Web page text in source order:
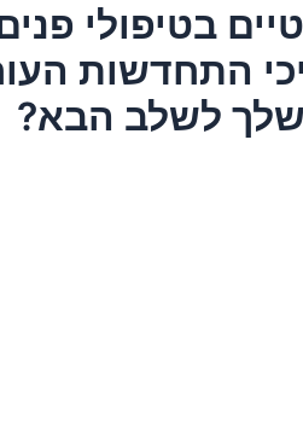
בטיפולי
התחדשות
שלך לשלב הבא?